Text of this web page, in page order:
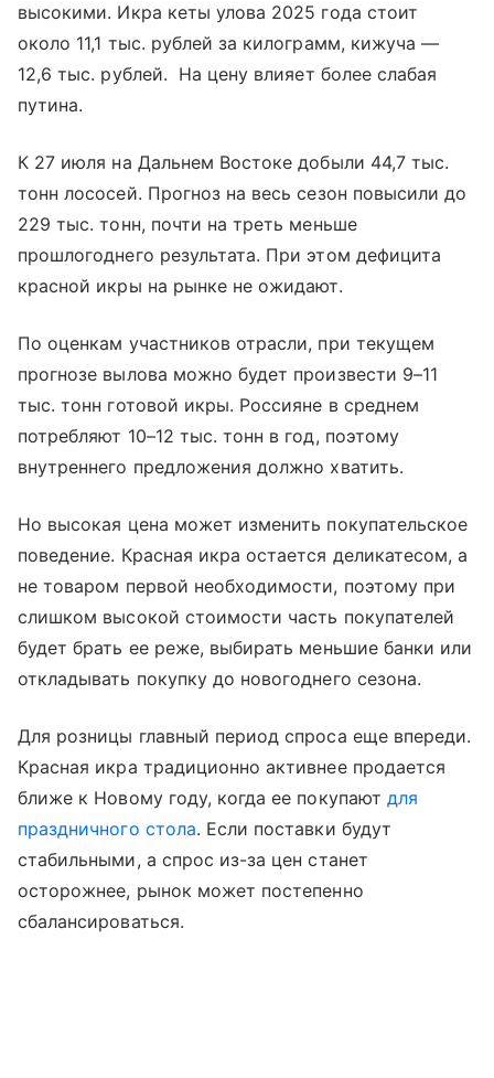
высокими. Икра кеты улова 2025 года стоит
около 11,1 тыс. рублей за килограмм, кижуча —
12,6 тыс. рублей. На цену влияет более слабая
путина.
К 27 июля на Дальнем Востоке добыли 44,7 тыс.
тонн лососей. Прогноз на весь сезон повысили до
229 тыс. тонн, почти на треть меньше
прошлогоднего результата. При этом дефицита
красной икры на рынке не ожидают.
По оценкам участников отрасли, при текущем
прогнозе вылова можно будет произвести 9–11
тыс. тонн готовой икры. Россияне в среднем
потребляют 10–12 тыс. тонн в год, поэтому
внутреннего предложения должно хватить.
Но высокая цена может изменить покупательское
поведение. Красная икра остается деликатесом, а
не товаром первой необходимости, поэтому при
слишком высокой стоимости часть покупателей
будет брать ее реже, выбирать меньшие банки или
откладывать покупку до новогоднего сезона.
Для розницы главный период спроса еще впереди.
Красная икра традиционно активнее продается
ближе к Новому году, когда ее покупают для
праздничного стола. Если поставки будут
стабильными, а спрос из-за цен станет
осторожнее, рынок может постепенно
сбалансироваться.